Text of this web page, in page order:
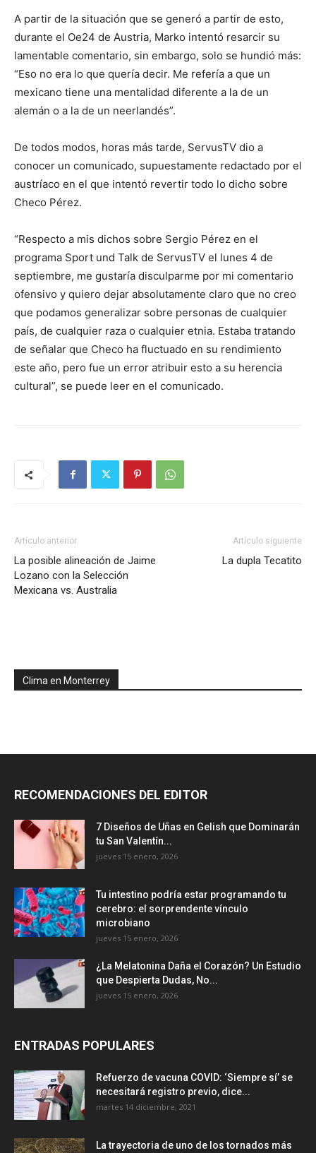
A partir de la situación que se generó a partir de esto,
durante el Oe24 de Austria, Marko intentó resarcir su
lamentable comentario, sin embargo, solo se hundió más:
“Eso no era lo que quería decir. Me refería a que un
mexicano tiene una mentalidad diferente a la de un
alemán o a la de un neerlandés”.
De todos modos, horas más tarde, ServusTV dio a
conocer un comunicado, supuestamente redactado por el
austríaco en el que intentó revertir todo lo dicho sobre
Checo Pérez.
“Respecto a mis dichos sobre Sergio Pérez en el
programa Sport und Talk de ServusTV el lunes 4 de
septiembre, me gustaría disculparme por mi comentario
ofensivo y quiero dejar absolutamente claro que no creo
que podamos generalizar sobre personas de cualquier
país, de cualquier raza o cualquier etnia. Estaba tratando
de señalar que Checo ha fluctuado en su rendimiento
este año, pero fue un error atribuir esto a su herencia
cultural”, se puede leer en el comunicado.
Artículo anterior
La posible alineación de Jaime
Lozano con la Selección
Mexicana vs. Australia
Artículo siguiente
La dupla Tecatito
Clima en Monterrey
RECOMENDACIONES DEL EDITOR
7 Diseños de Uñas en Gelish que Dominarán
tu San Valentín...
jueves 15 enero, 2026
Tu intestino podría estar programando tu
cerebro: el sorprendente vínculo
microbiano
jueves 15 enero, 2026
¿La Melatonina Daña el Corazón? Un Estudio
que Despierta Dudas, No...
jueves 15 enero, 2026
ENTRADAS POPULARES
Refuerzo de vacuna COVID: ‘Siempre sí’ se
necesitará registro previo, dice...
martes 14 diciembre, 2021
La trayectoria de uno de los tornados más